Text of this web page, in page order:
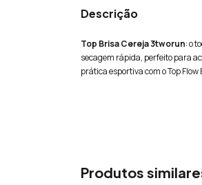
Descrição
Top Brisa Cereja 3tworun: o
secagem rápida, perfeito para
prática esportiva com o Top
Produtos